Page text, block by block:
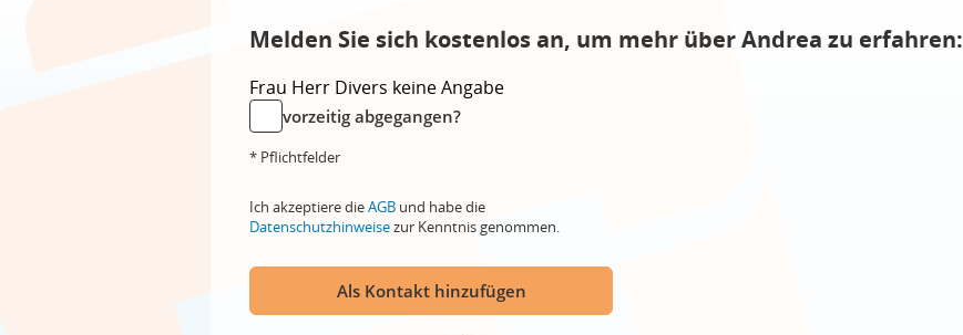
Melden Sie sich kostenlos an, um mehr über Andrea zu erfahren:
Frau Herr Divers keine Angabe
vorzeitig abgegangen?
* Pflichtfelder
Ich akzeptiere dieAGB und habe die
Datenschutzhinweisezur Kenntnis genommen.
Als Kontakt hinzufügen